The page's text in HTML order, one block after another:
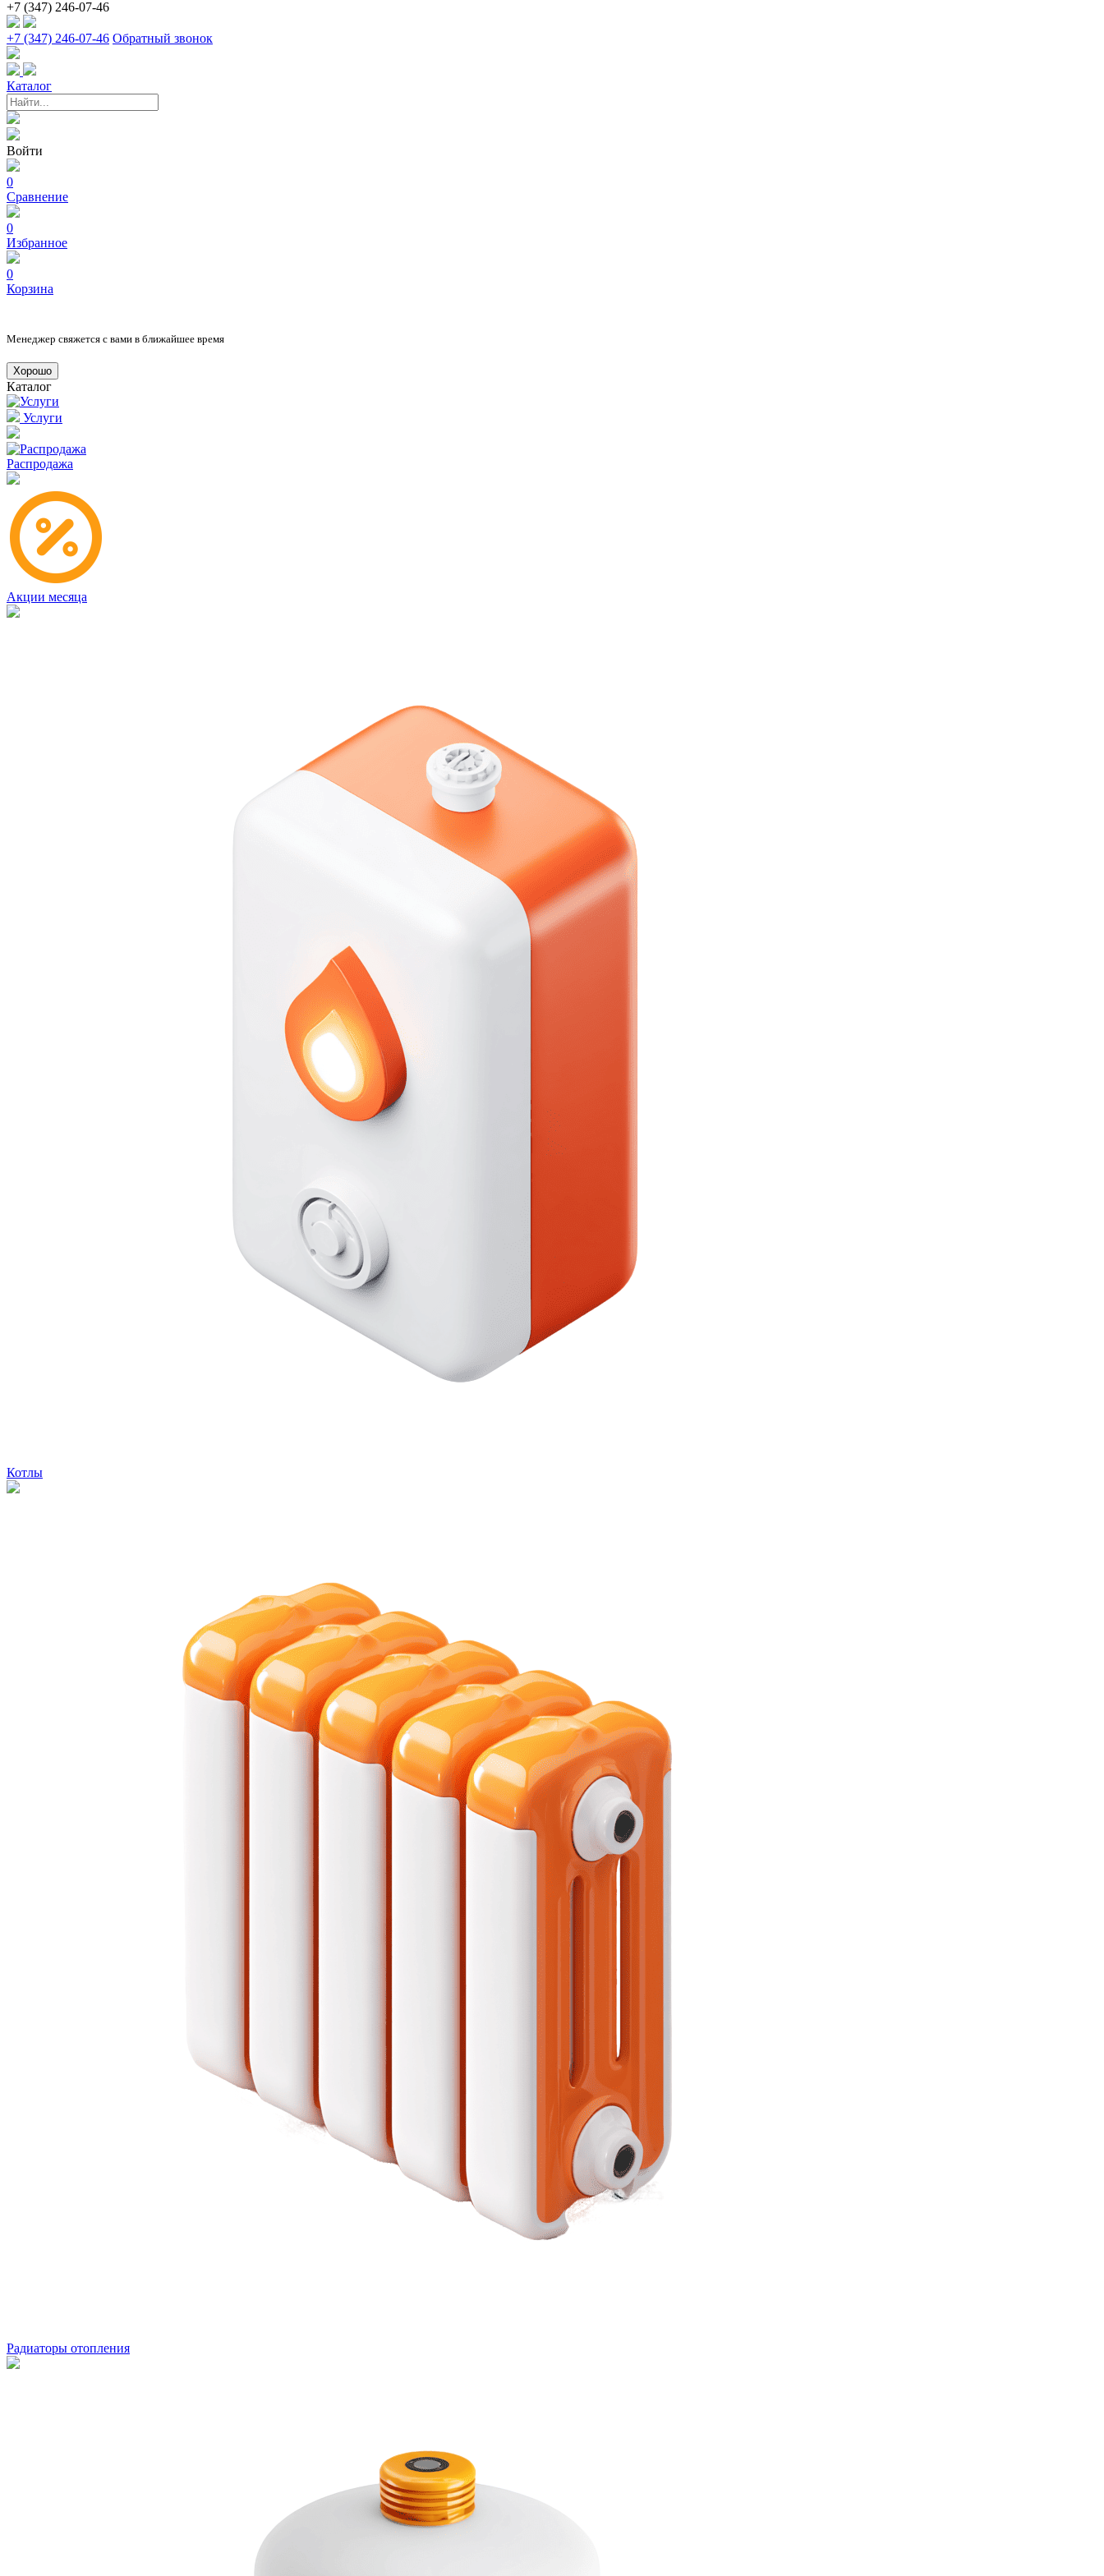
+7 (347) 246-07-46
+7 (347) 246-07-46 Обратный звонок
Каталог
Войти
0
Сравнение
0
Избранное
0
Корзина
Менеджер свяжется с вами в ближайшее время
Хорошо
Каталог
Услуги
Распродажа
Акции месяца
Котлы
Радиаторы отопления